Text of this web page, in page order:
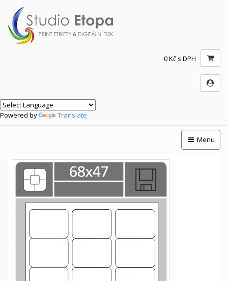
0 Kč s DPH
Powered by Translate
Menu